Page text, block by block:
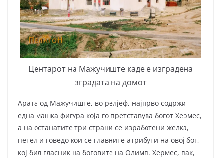
Центарот на Мажучиште каде е изградена
зградата на домот
Арата од Мажучиште, во релјеф, најпрво содржи
една машка фигура која го претставува богот Хермес,
a на останатите три страни се изработени желка,
петел и говедо кои се главните атрибути на овој бог,
кој бил гласник на боговите на Олимп. Хермес, пак,